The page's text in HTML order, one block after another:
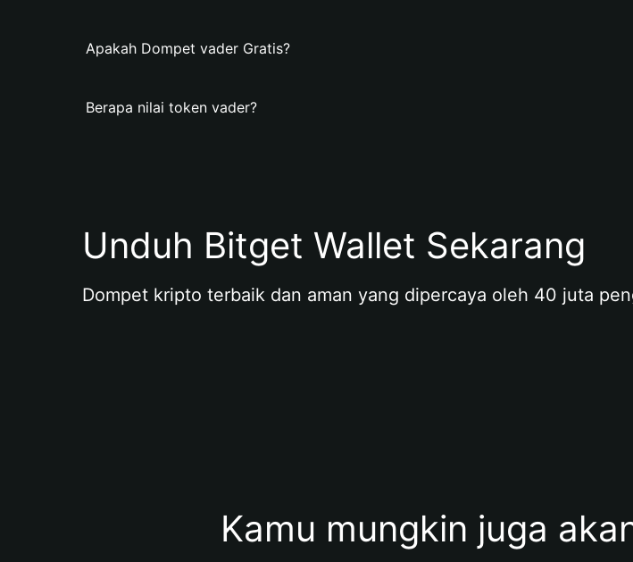
Apakah Dompet vader Gratis?
Berapa nilai token vader?
Unduh Bitget Wallet Sekarang
Dompet kripto terbaik dan aman yang dipercaya oleh 40 juta
Kamu mungkin juga